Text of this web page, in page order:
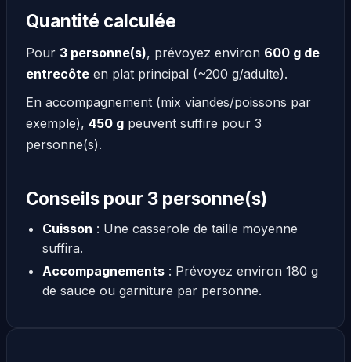
Quantité calculée
Pour 3 personne(s), prévoyez environ 600 g de
entrecôte en plat principal (~200 g/adulte).
En accompagnement (mix viandes/poissons par
exemple), 450 g peuvent suffire pour 3
personne(s).
Conseils pour 3 personne(s)
Cuisson : Une casserole de taille moyenne
suffira.
Accompagnements: Prévoyez environ 180 g
de sauce ou garniture par personne.